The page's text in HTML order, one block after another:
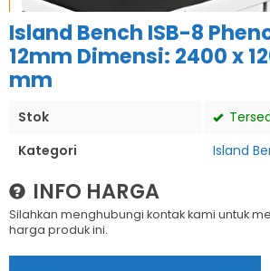
Island Bench ISB-8
12mm Dimensi: 2400 x
mm
Stok
Kategori
Island
INFO HARGA
Silahkan menghubungi kontak kami untuk
harga produk ini.